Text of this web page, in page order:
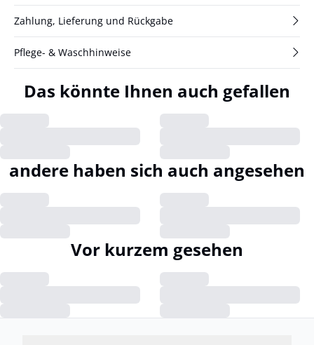
Zahlung, Lieferung und Rückgabe
Pflege- & Waschhinweise
Das könnte Ihnen auch gefallen
andere haben sich auch angesehen
Vor kurzem gesehen